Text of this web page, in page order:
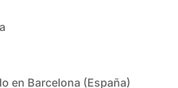
en Barcelona (España)